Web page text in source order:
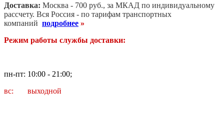
Доставка: Москва - 700 руб., за МКАД по индивидуальному
рассчету. Вся Россия - по тарифам транспортных
компаний подробнее »
Режим работы службы доставки:
пн-пт: 10:00 - 21:00;
вс: выходной